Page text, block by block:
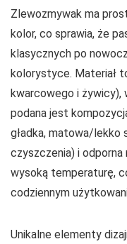
Zlewozmywak ma
kolor, co sprawia, że
klasycznych po
kolorystyce. Materiał
kwarcowego i żywicy),
podana jest
gładka, matowa/lekko
czyszczenia) i odporna
wysoką temperaturę,
codziennym
Unikalne elementy